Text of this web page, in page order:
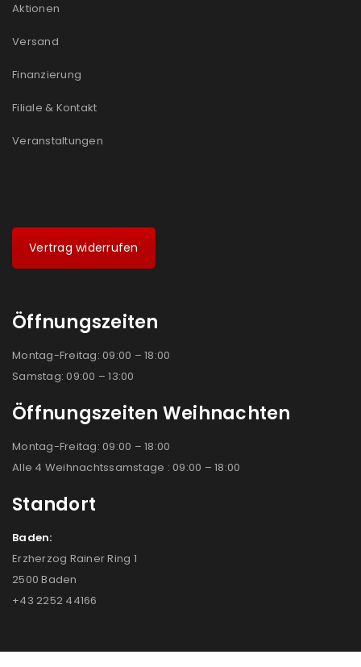
Aktionen
Versand
Finanzierung
Filiale & Kontakt
Veranstaltungen
Vertrag widerrufen
Öffnungszeiten
Montag-Freitag: 09:00 – 18:00
Samstag: 09:00 – 13:00
Öffnungszeiten Weihnachten
Montag-Freitag: 09:00 – 18:00
Alle 4 Weihnachtssamstage : 09:00 – 18:00
Standort
Baden:
Erzherzog Rainer Ring 1
2500 Baden
+43 2252 44166